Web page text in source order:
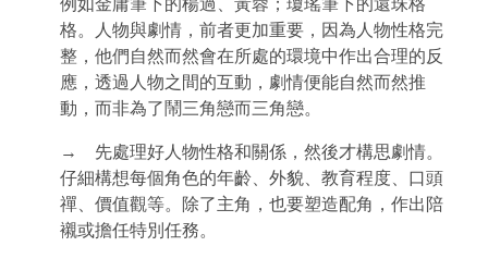
例如金庸筆下的楊過、黃蓉；瓊瑤筆下的還珠格
格。人物與劇情，前者更加重要，因為人物性格完
整，他們自然而然會在所處的環境中作出合理的反
應，透過人物之間的互動，劇情便能自然而然推
動，而非為了鬧三角戀而三角戀。
→ 先處理好人物性格和關係，然後才構思劇情。
仔細構想每個角色的年齡、外貌、教育程度、口頭
禪、價值觀等。除了主角，也要塑造配角，作出陪
襯或擔任特別任務。